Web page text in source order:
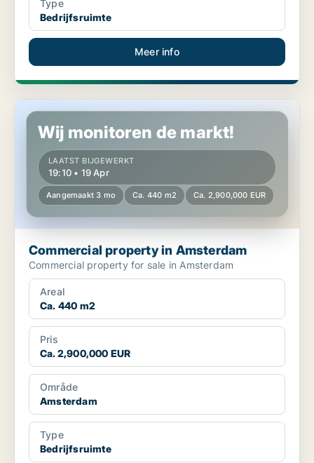
Type
Bedrijfsruimte
Meer info
Commercial property in Amsterdam
Wij monitoren de markt!
LAATST BIJGEWERKT
19:10 • 19 Apr
Aangemaakt 3 mo Ca. 440 m2 Ca. 2,900,000 EUR
Commercial property in Amsterdam
Commercial property for sale in Amsterdam
Areal
Ca. 440 m2
Pris
Ca. 2,900,000 EUR
Område
Amsterdam
Type
Bedrijfsruimte